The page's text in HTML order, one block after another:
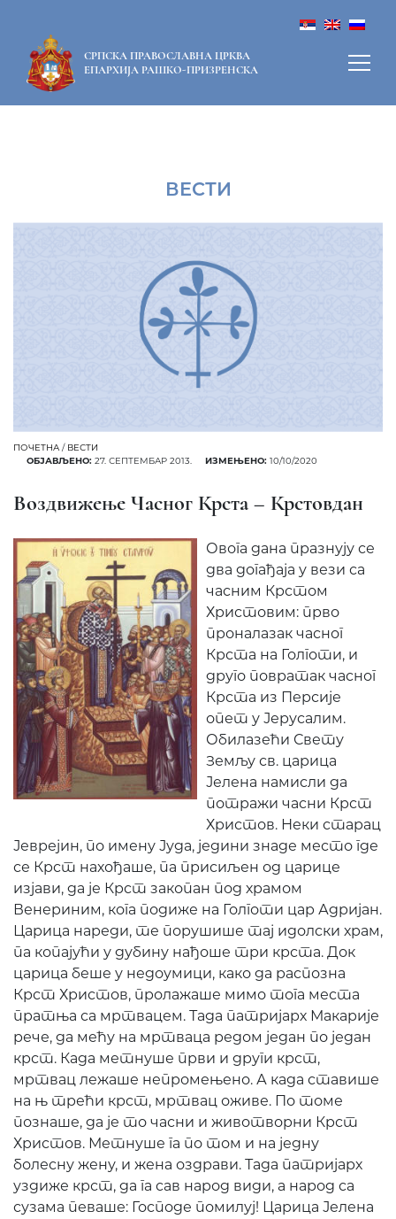
СРПСКА ПРАВОСЛАВНА ЦРКВА
ЕПАРХИЈА РАШКО-ПРИЗРЕНСКА
ВЕСТИ
ПОЧЕТНА / ВЕСТИ
ОБЈАВЉЕНО: 27. СЕПТЕМБАР 2013. ИЗМЕЊЕНО: 10/10/2020
Воздвижење Часног Крста – Крстовдан
Овога дана празнују се
два догађаја у вези са
часним Крстом
Христовим: прво
проналазак часног
Крста на Голготи, и
друго повратак часног
Крста из Персије
опет у Јерусалим.
Обилазећи Свету
Земљу св. царица
Јелена намисли да
потражи часни Крст
Христов. Неки старац
Јеврејин, по имену Јуда, једини знаде место где
се Крст нахођаше, па присиљен од царице
изјави, да је Крст закопан под храмом
Венериним, кога подиже на Голготи цар Адријан.
Царица нареди, те порушише тај идолски храм,
па копајући у дубину нађоше три крста. Док
царица беше у недоумици, како да распозна
Крст Христов, пролажаше мимо тога места
пратња са мртвацем. Тада патријарх Макарије
рече, да мећу на мртваца редом један по један
крст. Када метнуше први и други крст,
мртвац лежаше непромењено. А када ставише
на њ трећи крст, мртвац оживе. По томе
познаше, да је то часни и животворни Крст
Христов. Метнуше га по том и на једну
болесну жену, и жена оздрави. Тада патријарх
уздиже крст, да га сав народ види, а народ са
сузама певаше: Господе помилуј! Царица Јелена